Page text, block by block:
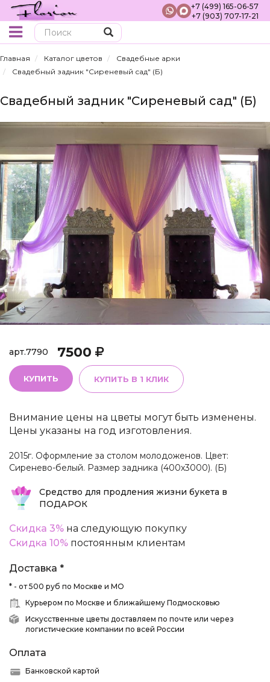
+7 (499) 165-06-57
+7 (903) 707-17-21
Главная Каталог цветов
Свадебные арки
Свадебный задник "Сиреневый сад" (Б)
Свадебный задник "Сиреневый сад" (Б)
арт.7790 7500
КУПИТЬ КУПИТЬ В 1 КЛИК
Внимание цены на цветы могут быть изменены.
Цены указаны на год изготовления.
2015г. Оформление за столом молодоженов. Цвет:
Сиренево-белый. Размер задника (400х3000). (Б)
Средство для продления жизни букета в
ПОДАРОК
Скидка 3% на следующую покупку
Скидка 10% постоянным клиентам
Доставка *
* - от 500 руб по Москве и МО
Курьером по Москве и ближайшему Подмосковью
Искусственные цветы доставляем по почте или через
логистические компании по всей России
Оплата
Банковской картой